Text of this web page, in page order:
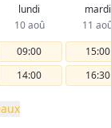
lundi
10 aoû
09:00
14:00
mardi
11
15:00
16:30